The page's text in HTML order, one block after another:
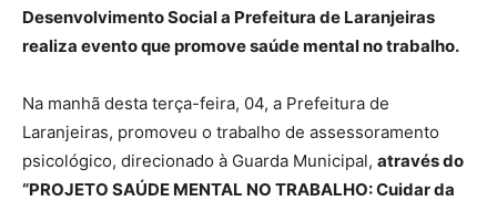
Desenvolvimento Social a Prefeitura de Laranjeiras
realiza evento que promove saúde mental no trabalho.
Na manhã desta terça-feira, 04, a Prefeitura de
Laranjeiras, promoveu o trabalho de assessoramento
psicológico, direcionado à Guarda Municipal, através do
“PROJETO SAÚDE MENTAL NO TRABALHO: Cuidar da